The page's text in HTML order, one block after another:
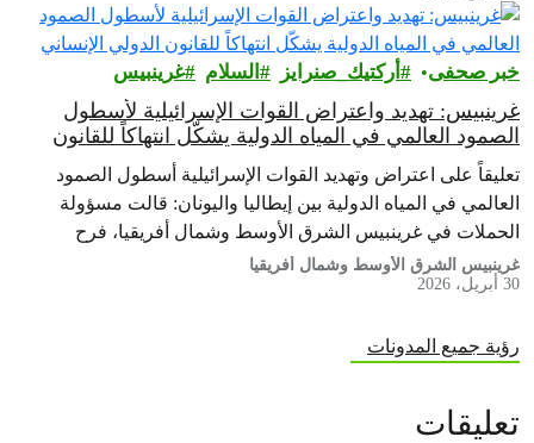
خبر صحفى أركتيك_صنرايز السلام غرينبيس‎
غرينبيس: تهديد واعتراض القوات الإسرائيلية لأسطول
الصمود العالمي في المياه الدولية يشكّل انتهاكاً للقانون
الدولي الإنساني
تعليقاً على اعتراض وتهديد القوات الإسرائيلية أسطول الصمود
العالمي في المياه الدولية بين إيطاليا واليونان: قالت مسؤولة
الحملات في غرينبيس الشرق الأوسط وشمال أفريقيا، فرح
الحطاب، من على متن سفينة…
غرينبيس الشرق الأوسط وشمال أفريقيا
30 أبريل، 2026
رؤية جميع المدونات
تعليقات